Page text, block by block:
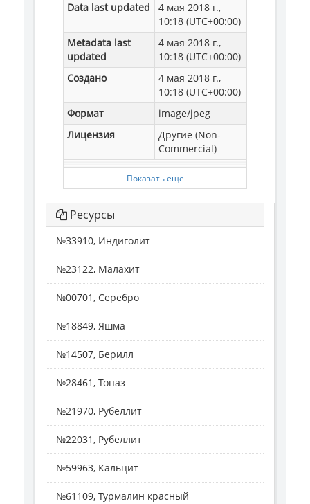
Data last updated
4 мая 2018 г.,
10:18 (UTC+00:00)
Metadata last
updated
4 мая 2018 г.,
10:18 (UTC+00:00)
Создано
4 мая 2018 г.,
10:18 (UTC+00:00)
Формат
image/jpeg
Лицензия
Другие (Non-
Commercial)
Показать еще
Ресурсы
№33910, Индиголит
№23122, Малахит
№00701, Серебро
№18849, Яшма
№14507, Берилл
№28461, Топаз
№21970, Рубеллит
№22031, Рубеллит
№59963, Кальцит
№61109, Турмалин красный